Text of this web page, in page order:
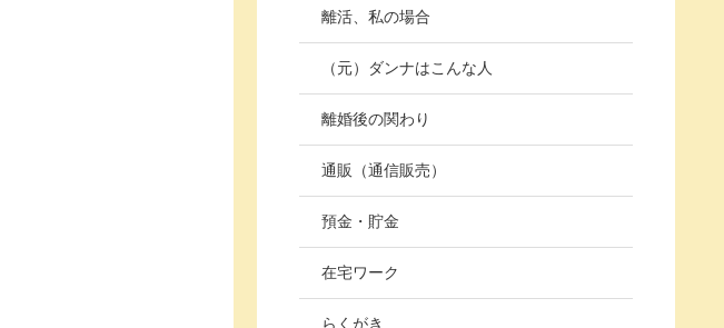
離活、私の場合
（元）ダンナはこんな人
離婚後の関わり
通販（通信販売）
預金・貯金
在宅ワーク
らくがき